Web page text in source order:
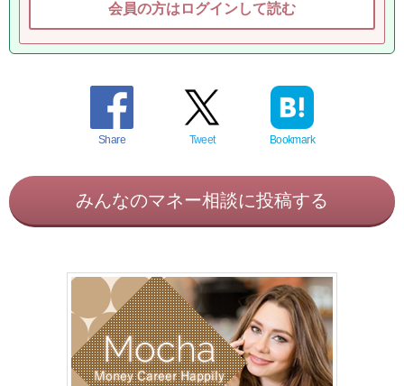
会員の方はログインして読む
Share Tweet Bookmark
みんなのマネー相談に投稿する